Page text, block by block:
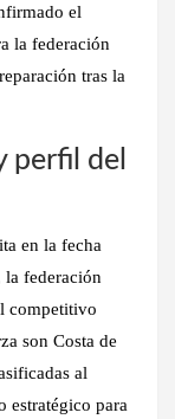
el
la federación
tras la
perfil del
en la fecha
la federación
competitivo
son Costa de
al
estratégico para